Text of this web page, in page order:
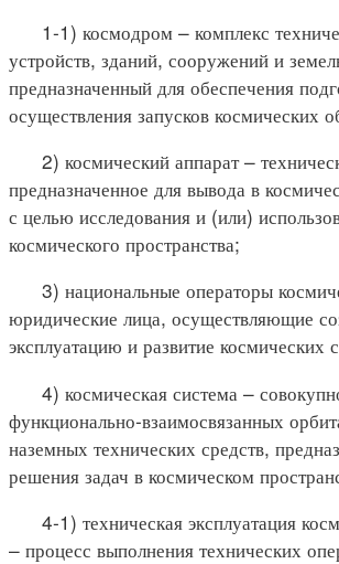
1-1) космодром – комплекс
устройств, зданий, сооружений и
предназначенный для обеспечения
осуществления запусков космических
2) космический аппарат –
предназначенное для вывода в
с целью исследования и (или)
космического пространства;
3) национальные операторы
юридические лица, осуществляющие
эксплуатацию и развитие космических
4) космическая система –
функционально-взаимосвязанных
наземных технических средств,
решения задач в космическом
4-1) техническая эксплуатация
– процесс выполнения технических